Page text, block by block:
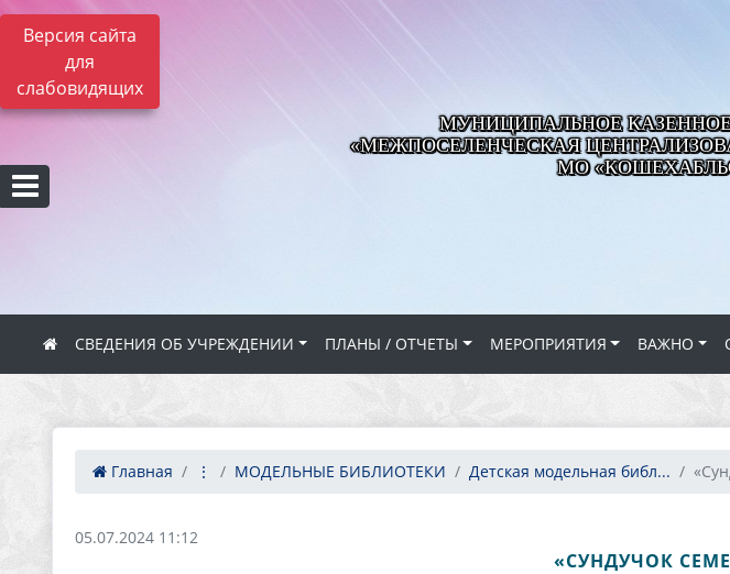
Версия сайта
для
слабовидящих
МУНИЦИПАЛЬНОЕ
«МЕЖПОСЕЛЕНЧЕСКАЯ
МО
СВЕДЕНИЯ ОБ УЧРЕЖДЕНИИ ПЛАНЫ / ОТЧЕТЫ МЕРОПРИЯТИЯ ВАЖНО
Главная ⋮ МОДЕЛЬНЫЕ БИБЛИОТЕКИ Детская модельная библ...
05.07.2024 11:12
«СУНДУЧОК